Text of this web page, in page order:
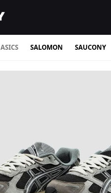
ASICS SALOMON SAUCONY